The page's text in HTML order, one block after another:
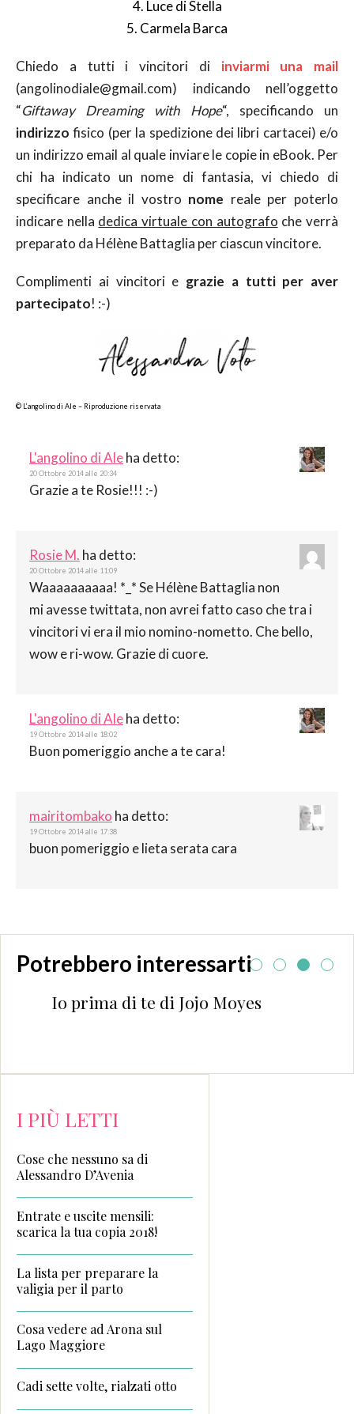
4. Luce di Stella
5. Carmela Barca
Chiedo a tutti i vincitori di inviarmi una mail
(angolinodiale@gmail.com) indicando nell’oggetto
“Giftaway Dreaming with Hope“, specificando un
indirizzo fisico (per la spedizione dei libri cartacei) e/o
un indirizzo email al quale inviare le copie in eBook. Per
chi ha indicato un nome di fantasia, vi chiedo di
specificare anche il vostro nome reale per poterlo
indicare nella dedica virtuale con autografo che verrà
preparato da Hélène Battaglia per ciascun vincitore.
Complimenti ai vincitori e grazie a tutti per aver
partecipato! :-)
© L’angolino di Ale – Riproduzione riservata
L'angolino di Aleha detto:
20 Ottobre 2014 alle 20:34
Grazie a te Rosie!!! :-)
Rosie M. ha detto:
20 Ottobre 2014 alle 11:09
Waaaaaaaaaa! *_* Se Hélène Battaglia non
mi avesse twittata, non avrei fatto caso che tra i
vincitori vi era il mio nomino-nometto. Che bello,
wow e ri-wow. Grazie di cuore.
L'angolino di Aleha detto:
19 Ottobre 2014 alle 18:02
Buon pomeriggio anche a te cara!
mairitombako ha detto:
19 Ottobre 2014 alle 17:38
buon pomeriggio e lieta serata cara
Potrebbero interessarti
Io prima di te di Jojo Moyes
I PIÙ LETTI
Cose che nessuno sa di
Alessandro D’Avenia
Entrate e uscite mensili:
scarica la tua copia 2018!
La lista per preparare la
valigia per il parto
Cosa vedere ad Arona sul
Lago Maggiore
Cadi sette volte, rialzati otto